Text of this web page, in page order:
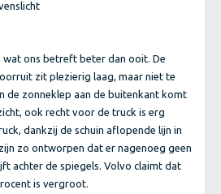
wat ons betreft beter dan ooit. De
zit plezierig laag, maar niet te
de zonneklep aan de buitenkant komt
ook recht voor de truck is erg
dankzij de schuin aflopende lijn in
zo ontworpen dat er nagenoeg geen
achter de spiegels. Volvo claimt dat
is vergroot.